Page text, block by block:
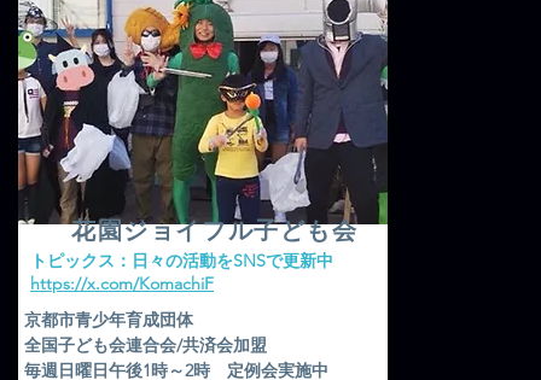
花園ジョイフル子ども会
​トピックス：日々の活動をSNSで更新中
​https://x.com/KomachiF
京都市青少年育成団体
全国子ども会連合会/共済会加盟
毎週日曜日午後1時～2時 定例会実施中